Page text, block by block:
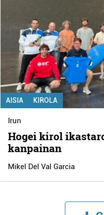
AISIA KIROLA
Irun
Hogei kirol
kanpainan
Mikel Del Val Garcia